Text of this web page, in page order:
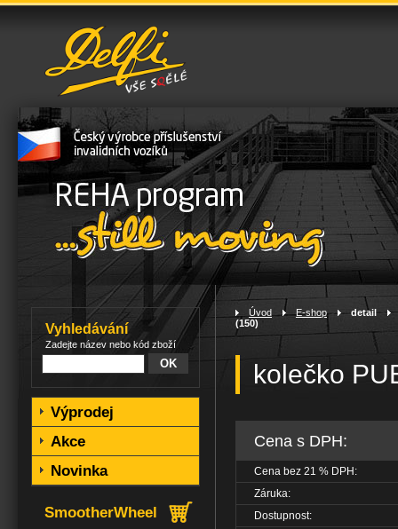
Úvod > E-shop> detail
(150)
kolečko
Cena s DPH:
Cena bez 21 % DPH:
Záruka:
Dostupnost:
Vyhledávání
Zadejte název nebo kód zboží
Výprodej
Akce
Novinka
SmootherWheel